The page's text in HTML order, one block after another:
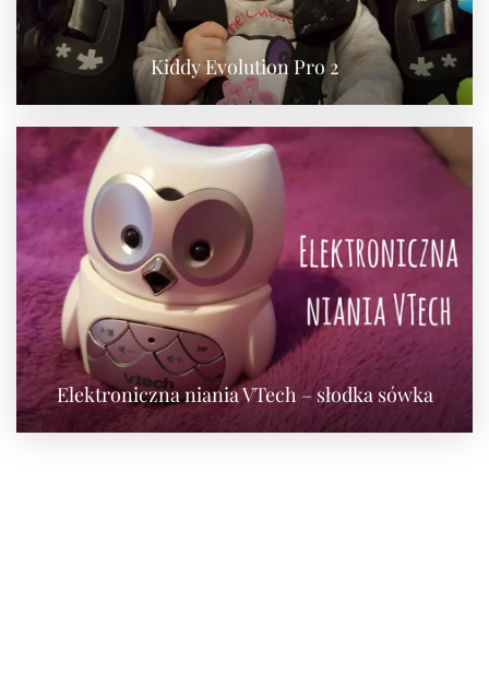
Kiddy Evolution Pro 2
Elektroniczna niania VTech – słodka sówka